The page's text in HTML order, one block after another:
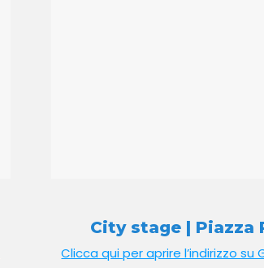
City stage | Piazza
Clicca qui per aprire l’indirizzo su